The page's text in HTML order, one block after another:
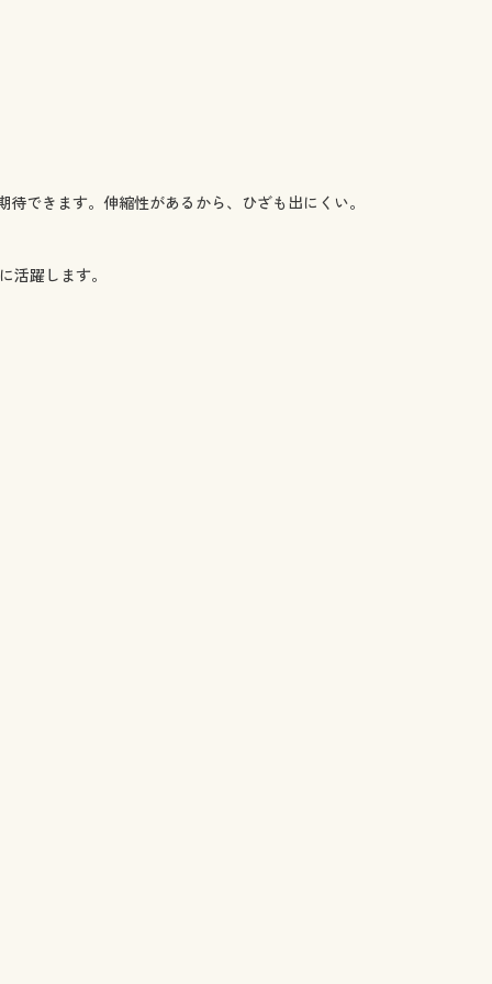
できます。伸縮性があるから、ひざも出にくい。
活躍します。